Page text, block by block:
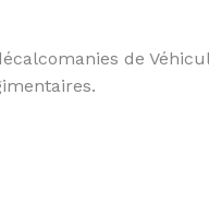
de